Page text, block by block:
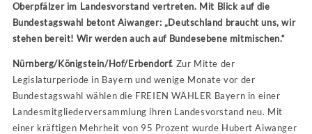
Oberpfälzer im Landesvorstand vertreten. Mit Blick auf die
Bundestagswahl betont Aiwanger: „Deutschland braucht uns, wir
stehen bereit! Wir werden auch auf Bundesebene mitmischen.“
Nürnberg/Königstein/Hof/Erbendorf. Zur Mitte der
Legislaturperiode in Bayern und wenige Monate vor der
Bundestagswahl wählen die FREIEN WÄHLER Bayern in einer
Landesmitgliederversammlung ihren Landesvorstand neu. Mit
einer kräftigen Mehrheit von 95 Prozent wurde Hubert Aiwanger